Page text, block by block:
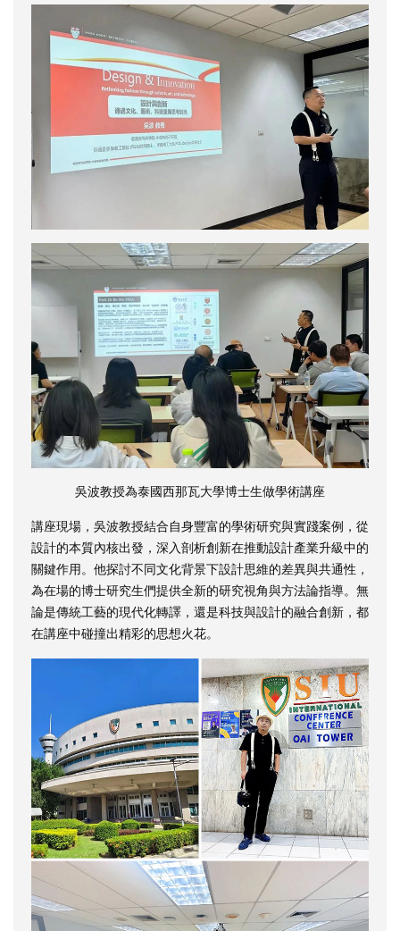
吳波教授為泰國西那瓦大學博士生做學術講座
講座現場，吳波教授結合自身豐富的學術研究與實踐案例，從
設計的本質內核出發，深入剖析創新在推動設計產業升級中的
關鍵作用。他探討不同文化背景下設計思維的差異與共通性，
為在場的博士研究生們提供全新的研究視角與方法論指導。無
論是傳統工藝的現代化轉譯，還是科技與設計的融合創新，都
在講座中碰撞出精彩的思想火花。